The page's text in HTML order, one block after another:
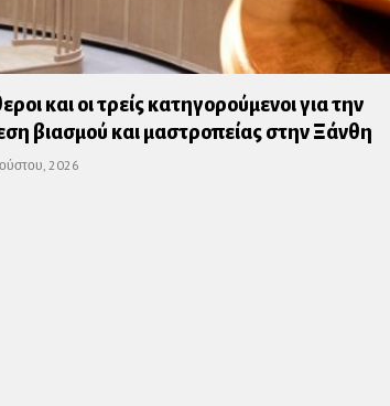
και οι τρείς κατηγορούμενοι για την
βιασμού και μαστροπείας στην Ξάνθη
2026